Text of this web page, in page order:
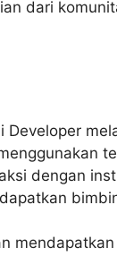
dari
Developer
dengan